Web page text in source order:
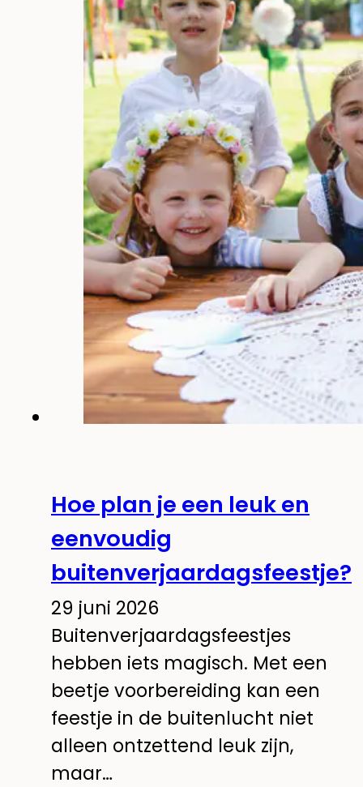
Hoe plan je een leuk en
eenvoudig
buitenverjaardagsfeestje?
29 juni 2026
Buitenverjaardagsfeestjes
hebben iets magisch. Met een
beetje voorbereiding kan een
feestje in de buitenlucht niet
alleen ontzettend leuk zijn,
maar…